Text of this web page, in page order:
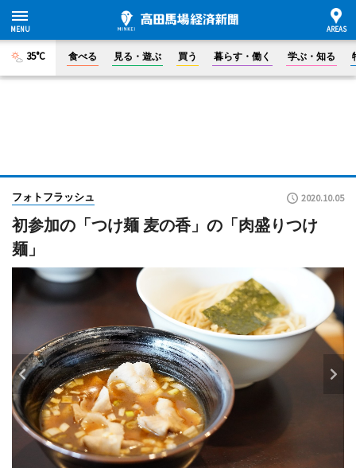
35°C 食べる 見る・遊ぶ 買う 暮らす・働く 学ぶ・知る
フォトフラッシュ 2020.10.05
初参加の「つけ麺 麦の香」の「肉盛りつけ
麺」